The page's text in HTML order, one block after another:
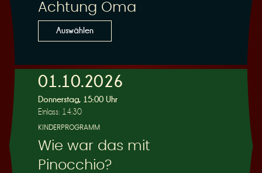
e
s
Achtung Oma
Auswählen
01.10.2026
Donnerstag, 15:00 Uhr
Einlass: 14:30
KINDERPROGRAMM
Wie war das mit
Pinocchio?